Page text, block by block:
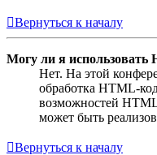
Вернуться к началу
Могу ли я использовать
Нет. На этой
обработка HTML-
возможностей
может быть
Вернуться к началу